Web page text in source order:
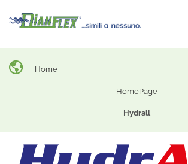
Home
HomePage
Hydrall